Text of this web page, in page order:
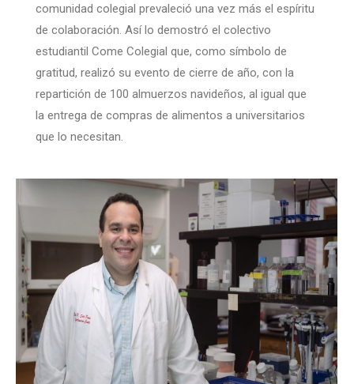
comunidad colegial prevaleció una vez más el espíritu
de colaboración. Así lo demostró el colectivo
estudiantil Come Colegial que, como símbolo de
gratitud, realizó su evento de cierre de año, con la
repartición de 100 almuerzos navideños, al igual que
la entrega de compras de alimentos a universitarios
que lo necesitan.